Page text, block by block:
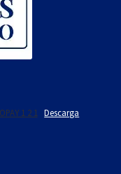
1 2 1 Descarga